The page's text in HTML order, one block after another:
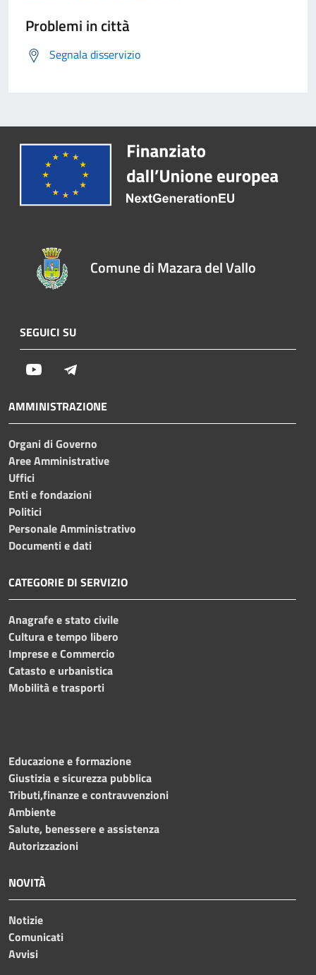
Problemi in città
Segnala disservizio
Comune di Mazara del Vallo
SEGUICI SU
Youtube
AMMINISTRAZIONE
Organi di Governo
Aree Amministrative
Uffici
Enti e fondazioni
Politici
Personale Amministrativo
Documenti e dati
CATEGORIE DI SERVIZIO
Anagrafe e stato civile
Cultura e tempo libero
Imprese e Commercio
Catasto e urbanistica
Mobilità e trasporti
Educazione e formazione
Giustizia e sicurezza pubblica
Tributi,finanze e contravvenzioni
Ambiente
Salute, benessere e assistenza
Autorizzazioni
NOVITÀ
Notizie
Comunicati
Avvisi